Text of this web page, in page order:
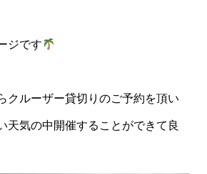
ジです
クルーザー貸切りのご予約を頂い
天気の中開催することができて良